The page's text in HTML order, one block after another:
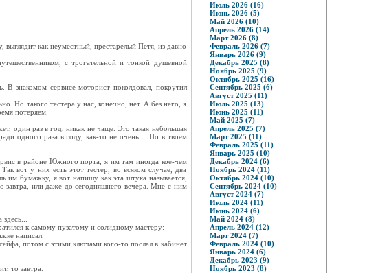
как неуместный, престарелый Петя, из давно
с трогательной и тонкой душевной
знакомом сервисе моторист поколдовал, покрутил
Но такого тестера у нас, конечно, нет. А без него, я
потеряем.
один раз в год, никак не чаще. Это такая небольшая
одного раза в году, как-то не очень… Но в твоем
в районе Южного порта, я им там иногда кое-чем
вот у них есть этот тестер, во всяком случае, два
им бумажку, я вот напишу как эта штука называется,
завтра, или даже до сегодняшнего вечера. Мне с ним
к самому пузатому и солидному мастеру:
написал.
потом с этими ключами кого-то послал в кабинет
то завтра.
Июль 2026 (16)
Июнь 2026 (5)
Май 2026 (10)
Апрель 2026 (14)
Март 2026 (8)
Февраль 2026 (7)
Январь 2026 (9)
Декабрь 2025 (8)
Ноябрь 2025 (9)
Октябрь 2025 (16)
Сентябрь 2025 (6)
Август 2025 (11)
Июль 2025 (13)
Июнь 2025 (11)
Май 2025 (7)
Апрель 2025 (7)
Март 2025 (11)
Февраль 2025 (11)
Январь 2025 (10)
Декабрь 2024 (6)
Ноябрь 2024 (11)
Октябрь 2024 (10)
Сентябрь 2024 (10)
Август 2024 (7)
Июль 2024 (11)
Июнь 2024 (6)
Май 2024 (8)
Апрель 2024 (12)
Март 2024 (7)
Февраль 2024 (10)
Январь 2024 (6)
Декабрь 2023 (9)
Ноябрь 2023 (8)